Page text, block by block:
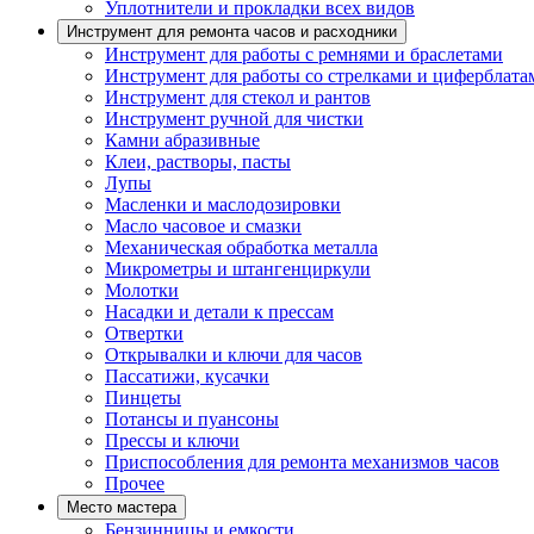
Уплотнители и прокладки всех видов
Инструмент для ремонта часов и расходники
Инструмент для работы с ремнями и браслетами
Инструмент для работы со стрелками и
Инструмент для стекол и рантов
Инструмент ручной для чистки
Камни абразивные
Клеи, растворы, пасты
Лупы
Масленки и маслодозировки
Масло часовое и смазки
Механическая обработка металла
Микрометры и штангенциркули
Молотки
Насадки и детали к прессам
Отвертки
Открывалки и ключи для часов
Пассатижи, кусачки
Пинцеты
Потансы и пуансоны
Прессы и ключи
Приспособления для ремонта механизмов часов
Прочее
Место мастера
Бензинницы и емкости